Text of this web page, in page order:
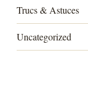
Trucs & Astuces
Uncategorized